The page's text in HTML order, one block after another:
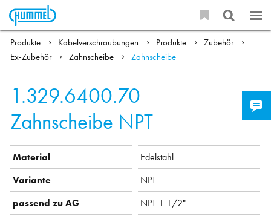
Produkte Kabelverschraubungen Produkte
Zubehör
Ex-Zubehör
Zahnscheibe Zahnscheibe
1.329.6400.70
Zahnscheibe NPT
Material
Edelstahl
Variante
NPT
passend zu AG
NPT 1 1/2"